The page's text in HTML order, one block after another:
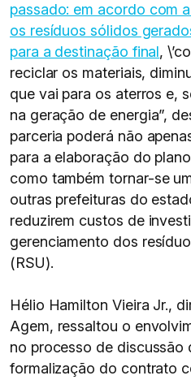
passado: em acordo com
os resíduos sólidos
para a destinação final,
reciclar os materiais,
que vai para os aterros e,
na geração de energia”,
parceria poderá não
para a elaboração do
como também tornar-se
outras prefeituras do
reduzirem custos de
gerenciamento dos
(RSU).
Hélio Hamilton Vieira Jr.,
Agem, ressaltou o
no processo de discussão
formalização do contrato